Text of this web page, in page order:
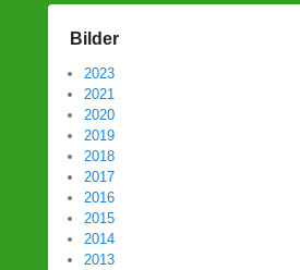
Bilder
2023
2021
2020
2019
2018
2017
2016
2015
2014
2013